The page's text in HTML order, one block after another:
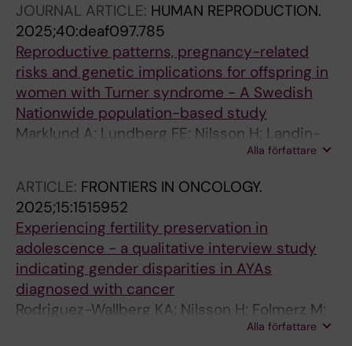
JOURNAL ARTICLE: HUMAN REPRODUCTION.
2025;40:deaf097.785
Reproductive patterns, pregnancy-related
risks and genetic implications for offspring in
women with Turner syndrome - A Swedish
Nationwide population-based study
Marklund A; Lundberg FE; Nilsson H; Landin-
Wilhelmsen K; Oberg AS; Rodriguez-Wallberg
Alla författare
ARTICLE: FRONTIERS IN ONCOLOGY.
2025;15:1515952
Experiencing fertility preservation in
adolescence - a qualitative interview study
indicating gender disparities in AYAs
diagnosed with cancer
Rodriguez-Wallberg KA; Nilsson H; Folmerz M;
Lundqvist E; Granberg L; Armuand GAlla författare